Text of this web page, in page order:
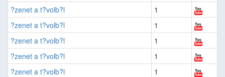
?zenet a t?volb?l
1
?zenet a t?volb?l
1
?zenet a t?volb?l
1
?zenet a t?volb?l
1
?zenet a t?volb?l
1